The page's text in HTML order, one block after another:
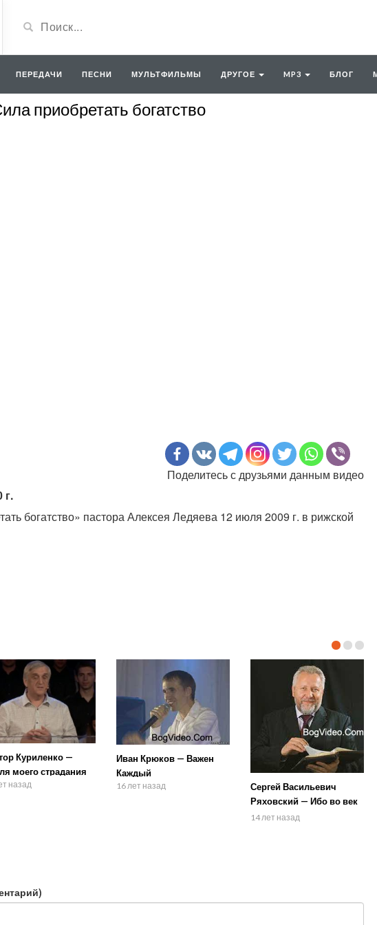
ПЕРЕДАЧИ ПЕСНИ МУЛЬТФИЛЬМЫ ДРУГОЕ MP3 БЛОГ
приобретать богатство
Поделитесь с друзьями данным видео
г.
богатство» пастора Алексея Ледяева 12 июля 2009 г. в рижской
Куриленко —
моего страдания
назад
Иван Крюков — Важен
Каждый
16 лет назад
Сергей Васильевич
Ряховский — Ибо во век
милость его
14 лет назад